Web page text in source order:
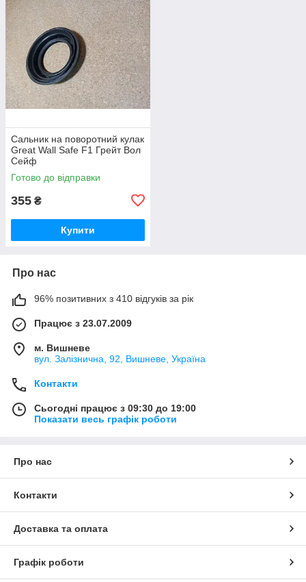
Сальник на поворотний кулак
Great Wall Safe F1 Грейт Вол
Сейф
Готово до відправки
355 ₴
Купити
Про нас
96% позитивних з 410 відгуків за рік
Працює з 23.07.2009
м. Вишневе
вул. Залізнична, 92, Вишневе, Україна
Контакти
Сьогодні працює з 09:30 до 19:00
Показати весь графік роботи
Про нас
Контакти
Доставка та оплата
Графік роботи